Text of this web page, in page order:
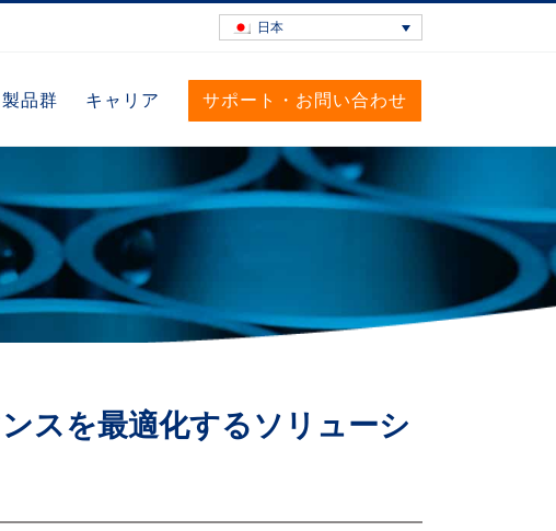
日本
製品群 キャリア サポート・お問い合わせ
スを最適化するソリューシ